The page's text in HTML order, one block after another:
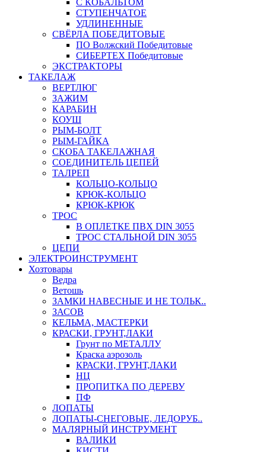
С КОБАЛЬТОМ
СТУПЕНЧАТОЕ
УДЛИНЕННЫЕ
СВЁРЛА ПОБЕДИТОВЫЕ
ПО Волжский Победитовые
СИБЕРТЕХ Победитовые
ЭКСТРАКТОРЫ
ТАКЕЛАЖ
ВЕРТЛЮГ
ЗАЖИМ
КАРАБИН
КОУШ
РЫМ-БОЛТ
РЫМ-ГАЙКА
СКОБА ТАКЕЛАЖНАЯ
СОЕДИНИТЕЛЬ ЦЕПЕЙ
ТАЛРЕП
КОЛЬЦО-КОЛЬЦО
КРЮК-КОЛЬЦО
КРЮК-КРЮК
ТРОС
В ОПЛЕТКЕ ПВХ DIN 3055
ТРОС СТАЛЬНОЙ DIN 3055
ЦЕПИ
ЭЛЕКТРОИНСТРУМЕНТ
Хозтовары
Ведра
Ветошь
ЗАМКИ НАВЕСНЫЕ И НЕ ТОЛЬК..
ЗАСОВ
КЕЛЬМА, МАСТЕРКИ
КРАСКИ, ГРУНТ,ЛАКИ
Грунт по МЕТАЛЛУ
Краска аэрозоль
КРАСКИ, ГРУНТ,ЛАКИ
НЦ
ПРОПИТКА ПО ДЕРЕВУ
ПФ
ЛОПАТЫ
ЛОПАТЫ-СНЕГОВЫЕ, ЛЕДОРУБ..
МАЛЯРНЫЙ ИНСТРУМЕНТ
ВАЛИКИ